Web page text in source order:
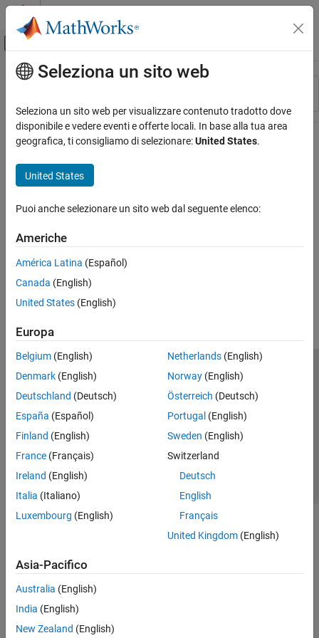
Vai al contenuto
Attiva/disattiva menu di navigazione
Risorsa
Stato
Contenuto principale
Seleziona un sito web
Seleziona un sito web per visualizzare contenuto tradotto dove
disponibile e vedere eventi e offerte locali. In base alla tua area
geografica, ti consigliamo di selezionare:United States.
United States
Puoi anche selezionare un sito web dal seguente elenco:
Americhe
América Latina (Español)
Canada (English)
United States (English)
Europa
Belgium (English)
Denmark (English)
Deutschland (Deutsch)
España (Español)
Finland (English)
France (Français)
Ireland (English)
Italia (Italiano)
Luxembourg (English)
Netherlands(English)
Norway(English)
Österreich (Deutsch)
Portugal (English)
Sweden (English)
Switzerland
Deutsch
English
Français
United Kingdom(English)
Asia-Pacifico
Australia (English)
India (English)
New Zealand (English)
Centro di fiducia
Informativa sulla privacy
Antipirateria
Stato dell'applicazione
Contatti
© 1994-2026 The MathWorks, Inc.